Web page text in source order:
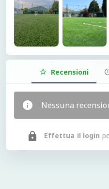
Recensioni
Nessuna
Effettua il login